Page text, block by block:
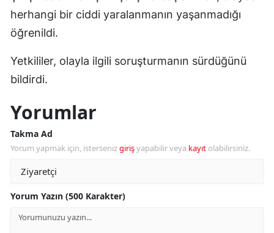
herhangi bir ciddi yaralanmanın yaşanmadığı
öğrenildi.
Yetkililer, olayla ilgili soruşturmanın sürdüğünü
bildirdi.
Yorumlar
Takma Ad
Yorum yapmak için, istersenizgirişyapabilir veya kayıt olabilirsiniz.
Yorum Yazın (500 Karakter)